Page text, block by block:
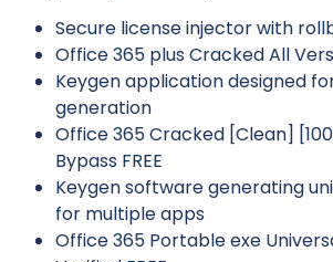
Secure license injector with
Office 365 plus Cracked All
Keygen application designed
generation
Office 365 Cracked [Clean]
Bypass FREE
Keygen software generating
for multiple apps
Office 365 Portable exe